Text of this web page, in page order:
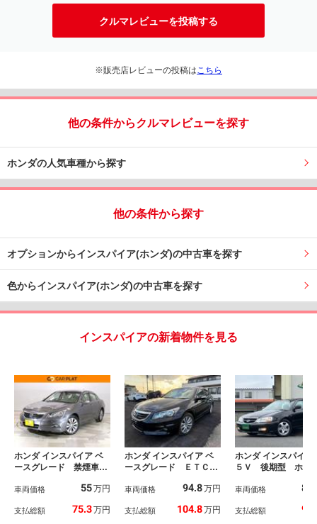
クルマレビューを投稿する
※販売店レビューの投稿は こちら
他の条件からクルマレビューを探す
ホンダの人気車種から探す
他の条件から探す
オプションからインスパイア(ホンダ)の中古車を探す
色からインスパイア(ホンダ)の中古車を探す
インスパイアの新着物件を見る
ホンダ インスパイア ベ
ースグレード 禁煙車
ラ スマートキー ＥＴ
ドライト サイドカーテ
車両価格 55万円
支払総額 75.3万円
ホンダ インスパイア ベ
ースグレード ＥＴＣ
ール バックカメラ ナ
ル ＨＩＤ ＡＴ スマ
車両価格 94.8万円
支払総額 104.8万円
ホンダ インスパイア
５Ｖ 後期型 ホン
ンジン ウッドコン
ＳＥ音響 純正６連
車両価格 85
支払総額 99